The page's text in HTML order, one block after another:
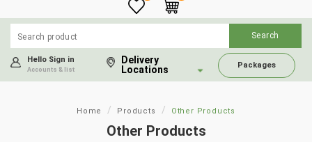
Hello Sign in
Accounts & list
Delivery
Locations
Packages
Home Products Other Products
Other Products